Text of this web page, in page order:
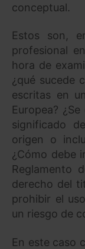
conceptual.
Estos son,
profesional
hora de
¿qué sucede
escritas en
Europea?
significado
origen o
¿Cómo debe
Reglamento
derecho del
prohibir el
un riesgo de
En este caso